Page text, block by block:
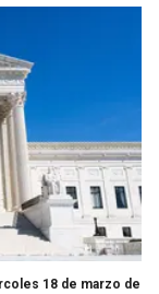
18 de marzo de